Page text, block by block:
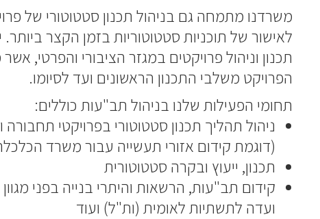
משרדנו מתמחה גם בניהול תכנון סטטוטורי של
לאישור של תוכניות סטטוטוריות בזמן הקצר ביותר.
תכנון וניהול פרויקטים במגזר הציבורי והפרטי,
הפרויקט משלבי התכנון הראשונים ועד לסיומו.
תחומי הפעילות שלנו בניהול תב"עות כוללים:
ניהול תהליך תכנון סטטוטורי בפרויקטי
(דוגמת קידום אזורי תעשייה עבור משרד
תכנון, ייעוץ ובקרה סטטוטורית
קידום תב"עות, הרשאות והיתרי בנייה בפני
ועדה לתשתיות לאומית (ות"ל) ועוד